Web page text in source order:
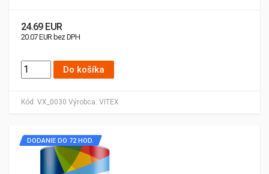
Kód: VX_0030 Výrobca: VITEX
24.69 EUR
20.07 EUR bez DPH
Do košíka
DODANIE DO 72 HOD.